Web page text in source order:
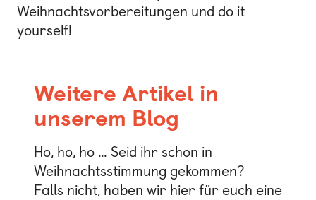
Weihnachtsvorbereitungen und do it
yourself!
Weitere Artikel in
unserem Blog
Ho, ho, ho … Seid ihr schon in
Weihnachtsstimmung gekommen?
Falls nicht, haben wir hier für euch eine